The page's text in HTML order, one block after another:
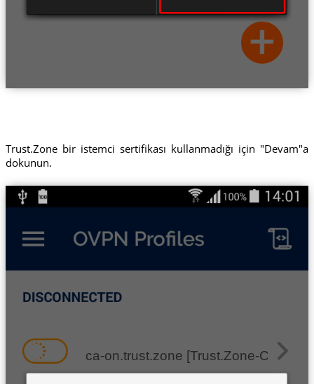
Trust.Zone bir istemci sertifikası kullanmadığı için "Devam"a
dokunun.
ca-on.trust.zone [Trust.Zone-